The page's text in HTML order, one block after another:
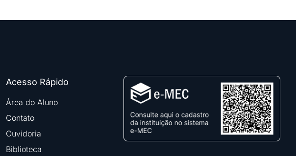
Acesso Rápido
Área do Aluno
Contato
Ouvidoria
Biblioteca